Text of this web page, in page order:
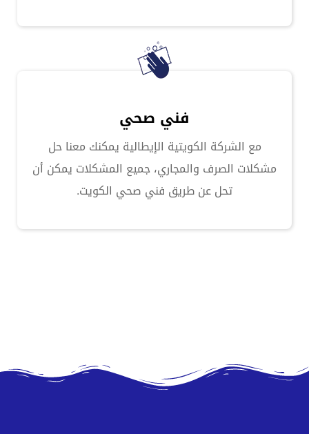
فني صحي
مع الشركة الكويتية الإيطالية يمكنك معنا حل
مشكلات الصرف والمجاري، جميع المشكلات يمكن أن
تحل عن طريق فني صحي الكويت.